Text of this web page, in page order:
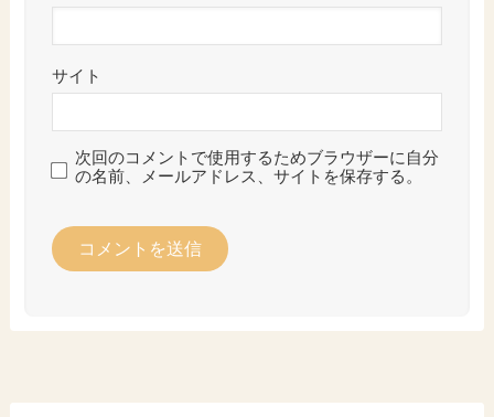
サイト
次回のコメントで使用するためブラウザーに自分
の名前、メールアドレス、サイトを保存する。